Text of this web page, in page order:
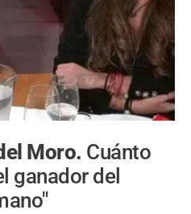
Moro. Cuánto
ganador del